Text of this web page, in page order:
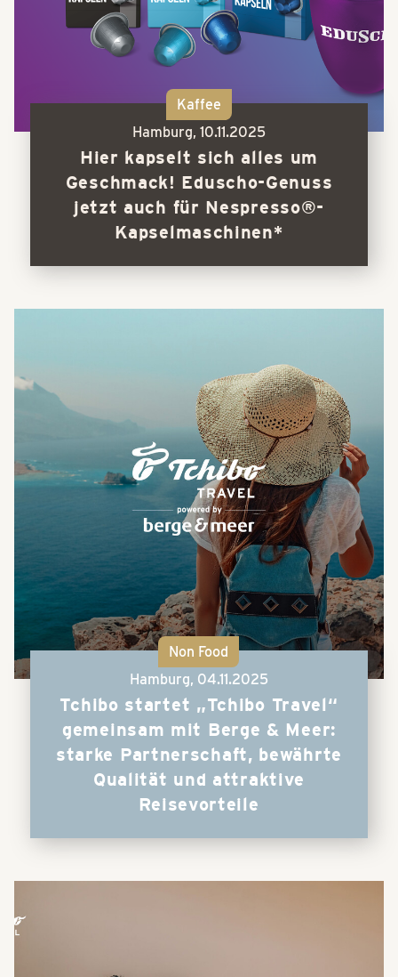
Kaffee
Hamburg, 10.11.2025
Hier kapselt sich alles um
Geschmack! Eduscho-Genuss
jetzt auch für Nespresso®-
Kapselmaschinen*
Non Food
Hamburg, 04.11.2025
Tchibo startet „Tchibo Travel“
gemeinsam mit Berge & Meer:
starke Partnerschaft, bewährte
Qualität und attraktive
Reisevorteile